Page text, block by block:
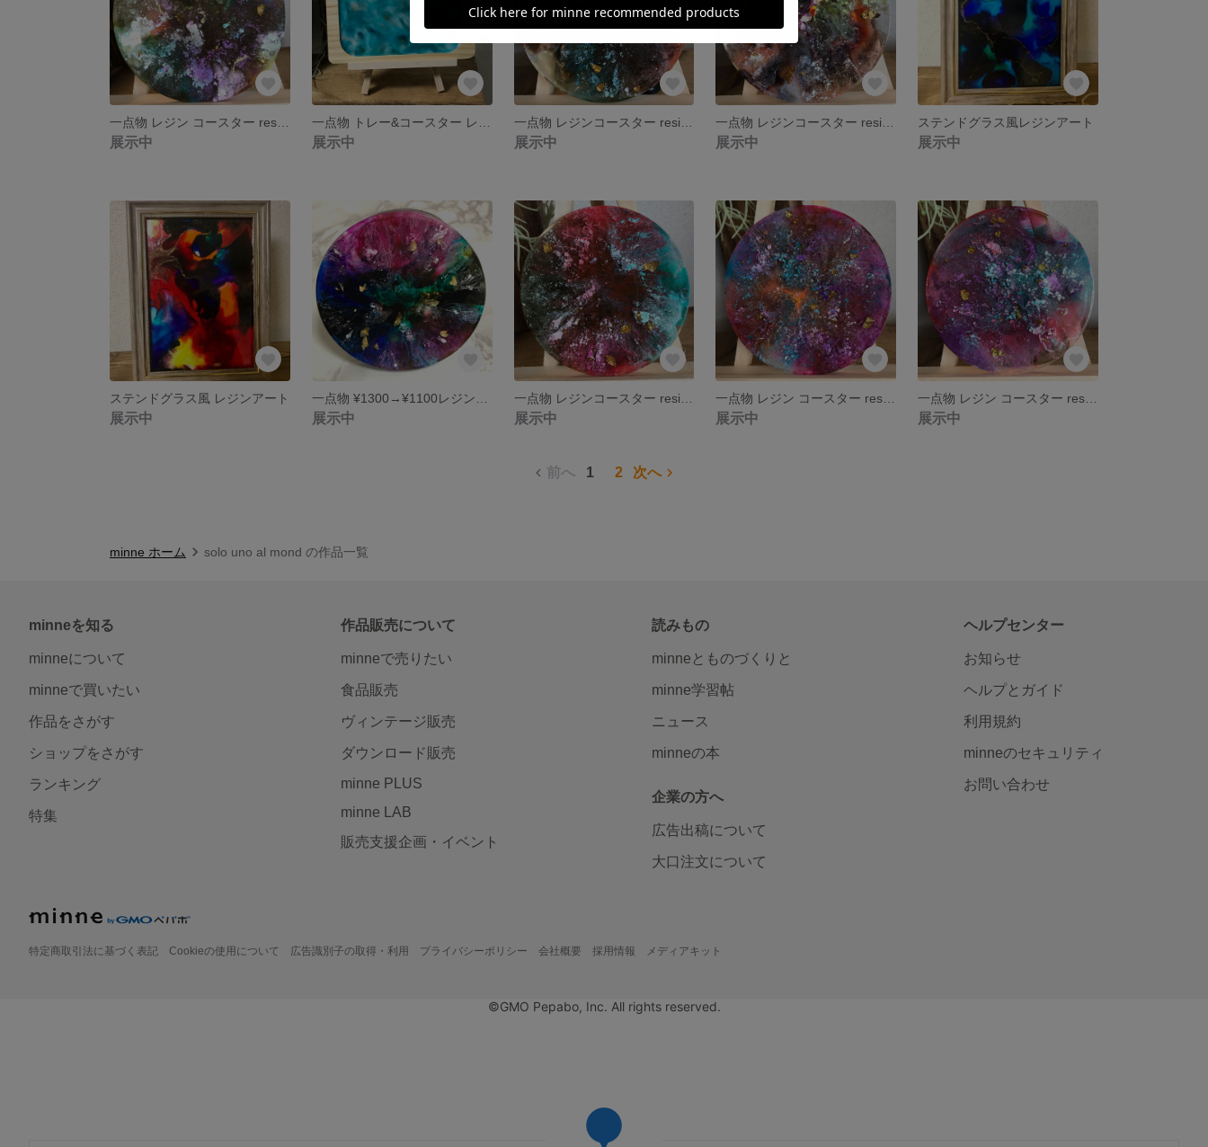
展示中 展示中 展示中 展示中
ステンドグラス風レジンアート
展示中
ステンドグラス風 レジンアート
展示中 展示中 展示中 展示中 展示中
前へ 1 2 次へ
minne ホーム solo uno al mond の作品一覧
minneを知る
minneについて
minneで買いたい
作品をさがす
ショップをさがす
ランキング
特集
作品販売について
minneで売りたい
食品販売
ヴィンテージ販売
ダウンロード販売
minne PLUS
minne LAB
販売支援企画・イベント
読みもの
minneとものづくりと
minne学習帖
ニュース
minneの本
企業の方へ
広告出稿について
大口注文について
ヘルプセンター
お知らせ
ヘルプとガイド
利用規約
minneのセキュリティ
お問い合わせ
特定商取引法に基づく表記 Cookieの使用について 広告識別子の取得・利用 プライバシーポリシー 会社概要 採用情報 メディアキット
©GMO Pepabo, Inc. All rights reserved.